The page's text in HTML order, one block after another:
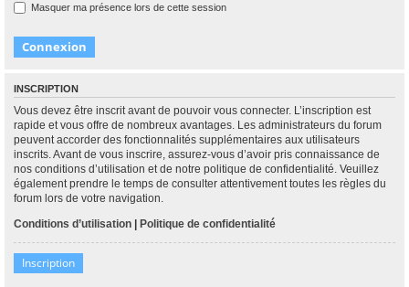
Masquer ma présence lors de cette session
INSCRIPTION
Vous devez être inscrit avant de pouvoir vous connecter. L’inscription est
rapide et vous offre de nombreux avantages. Les administrateurs du forum
peuvent accorder des fonctionnalités supplémentaires aux utilisateurs
inscrits. Avant de vous inscrire, assurez-vous d’avoir pris connaissance de
nos conditions d’utilisation et de notre politique de confidentialité. Veuillez
également prendre le temps de consulter attentivement toutes les règles du
forum lors de votre navigation.
Conditions d’utilisation | Politique de confidentialité
Inscription